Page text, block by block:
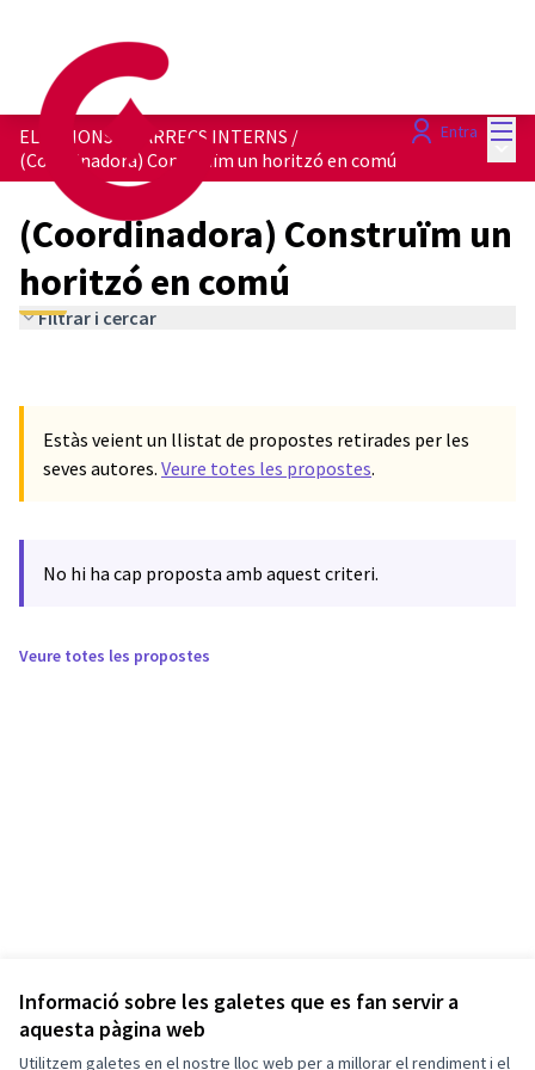
Informació sobre les galetes que es fan servir a
aquesta pàgina web
Utilitzem galetes en el nostre lloc web per a millorar el rendiment i el
Entra
ELECCIONS A CÀRRECS INTERNS /
(Coordinadora) Construïm un horitzó en comú
(Coordinadora) Construïm un
horitzó en comú
Filtrar i cercar
Estàs veient un llistat de propostes retirades per les
seves autores. Veure totes les propostes.
No hi ha cap proposta amb aquest criteri.
Veure totes les propostes